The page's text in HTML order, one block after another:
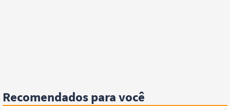
Recomendados para você